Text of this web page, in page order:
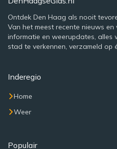
Ontdek Den Haag als nooit
Van het meest recente nieuws
informatie en weerupdates,
stad te verkennen, verzameld op
Inderegio
Home
Weer
Populair